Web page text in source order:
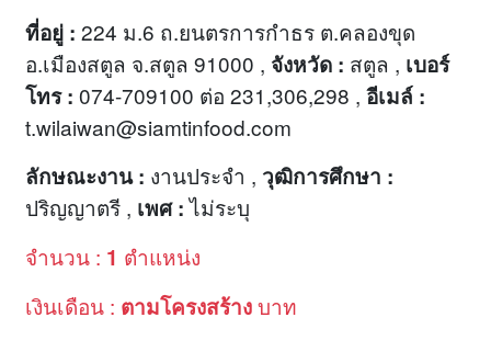
ที่อยู่ : 224 ม.6 ถ.ยนตรการกำธร ต.คลองขุด
อ.เมืองสตูล จ.สตูล 91000 , จังหวัด : สตูล , เบอร์
โทร : 074-709100 ต่อ 231,306,298 , อีเมล์ :
t.wilaiwan@siamtinfood.com
ลักษณะงาน : งานประจำ , วุฒิการศึกษา :
ปริญญาตรี , เพศ :ไม่ระบุ
จำนวน : 1 ตำแหน่ง
เงินเดือน : ตามโครงสร้างบาท